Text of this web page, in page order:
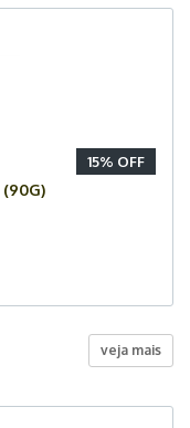
15% OFF
(90G)
veja mais